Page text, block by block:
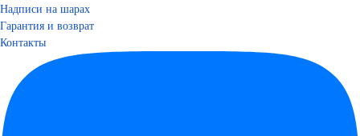
Надписи на шарах
Гарантия и возврат
Контакты